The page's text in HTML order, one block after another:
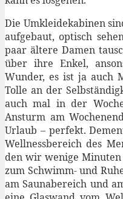
Die Umkleidekabinen
aufgebaut, optisch
paar ältere Damen
über ihre Enkel,
Wunder, es ist ja auch
Tolle an der
auch mal in der
Ansturm am
Urlaub – perfekt.
Wellnessbereich des
den wir wenige
zum Schwimm- und
am Saunabereich und